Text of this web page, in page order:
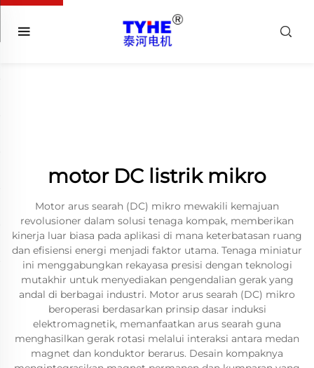
motor DC listrik mikro
Motor arus searah (DC) mikro mewakili kemajuan
revolusioner dalam solusi tenaga kompak, memberikan
kinerja luar biasa pada aplikasi di mana keterbatasan ruang
dan efisiensi energi menjadi faktor utama. Tenaga miniatur
ini menggabungkan rekayasa presisi dengan teknologi
mutakhir untuk menyediakan pengendalian gerak yang
andal di berbagai industri. Motor arus searah (DC) mikro
beroperasi berdasarkan prinsip dasar induksi
elektromagnetik, memanfaatkan arus searah guna
menghasilkan gerak rotasi melalui interaksi antara medan
magnet dan konduktor berarus. Desain kompaknya